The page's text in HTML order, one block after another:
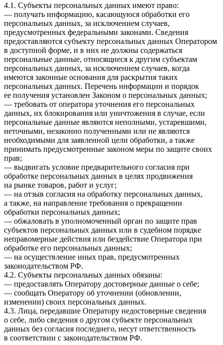
4.1. Субъекты персональных данных имеют право:
— получать информацию, касающуюся обработки его
персональных данных, за исключением случаев,
предусмотренных федеральными законами. Сведения
предоставляются субъекту персональных данных Оператором
в доступной форме, и в них не должны содержаться
персональные данные, относящиеся к другим субъектам
персональных данных, за исключением случаев, когда
имеются законные основания для раскрытия таких
персональных данных. Перечень информации и порядок
ее получения установлен Законом о персональных данных;
— требовать от оператора уточнения его персональных
данных, их блокирования или уничтожения в случае, если
персональные данные являются неполными, устаревшими,
неточными, незаконно полученными или не являются
необходимыми для заявленной цели обработки, а также
принимать предусмотренные законом меры по защите своих
прав;
— выдвигать условие предварительного согласия при
обработке персональных данных в целях продвижения
на рынке товаров, работ и услуг;
— на отзыв согласия на обработку персональных данных,
а также, на направление требования о прекращении
обработки персональных данных;
— обжаловать в уполномоченный орган по защите прав
субъектов персональных данных или в судебном порядке
неправомерные действия или бездействие Оператора при
обработке его персональных данных;
— на осуществление иных прав, предусмотренных
законодательством РФ.
4.2. Субъекты персональных данных обязаны:
— предоставлять Оператору достоверные данные о себе;
— сообщать Оператору об уточнении (обновлении,
изменении) своих персональных данных.
4.3. Лица, передавшие Оператору недостоверные сведения
о себе, либо сведения о другом субъекте персональных
данных без согласия последнего, несут ответственность
в соответствии с законодательством РФ.